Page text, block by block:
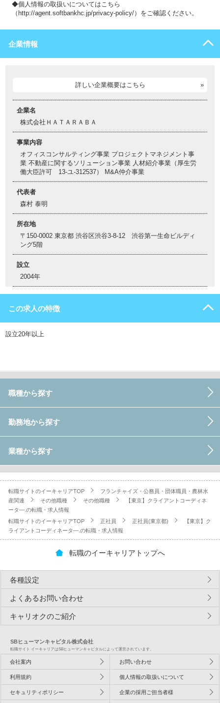
◆個人情報の取扱いについてはこちら
（http://agent.softbankhc.jp/privacy-policy/）をご確認ください。
企業情報
詳しい企業概要はこちら
企業名
株式会社ＨＡＴＡＲＡＢＡ
事業内容
オフィスコンサルティング事業 プロジェクトマネジメント事
業 不動産に関するソリューション事業 人材紹介事業（厚生労
働大臣許可 13‐ユ-312537） M&A仲介事業
代表者
森村 泰明
所在地
〒150-0002 東京都 渋谷区渋谷3-8-12 渋谷第一生命ビルディ
ング5階
設立
2004年
この求人の特徴
設立20年以上
職種から探す
勤務地から探す
業種から探す
転職サイトのイーキャリアTOP
フランチャイズ・公務員・団体職員・農林水
産関連
その他職種 その他職種
【東京】クライアントコーディネ
ータ―.の転職・求人情報
転職サイトのイーキャリアTOP
正社員 正社員(東京都)
【東京】ク
ライアントコーディネータ―.の転職・求人情報
転職のイーキャリアトップへ
各種設定
よくあるお問い合わせ
キャリオクのご紹介
SBヒューマンキャピタル株式会社
転職サイト イーキャリアはSBヒューマンキャピタルによって運営されています。
会社案内 お問い合わせ
利用規約 個人情報の取扱いについて
セキュリティポリシー 企業の採用ご担当者様